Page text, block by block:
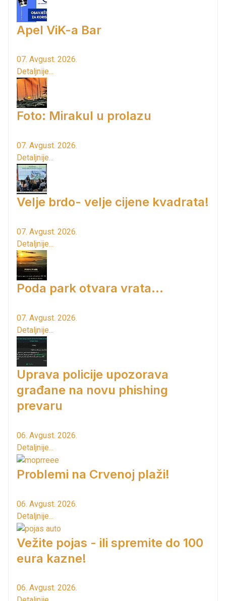
Apel ViK-a Bar
07. Avgust. 2026.
Detaljnije...
Foto: Mirakul u prolazu
07. Avgust. 2026.
Detaljnije...
Velje brdo- velje cijene kvadrata!
07. Avgust. 2026.
Detaljnije...
Poda park otvara vrata...
07. Avgust. 2026.
Detaljnije...
Uprava policije upozorava
građane na novu phishing
prevaru
06. Avgust. 2026.
Detaljnije...
Problemi na Crvenoj plaži!
06. Avgust. 2026.
Detaljnije...
Vežite pojas - ili spremite do 100
eura kazne!
06. Avgust. 2026.